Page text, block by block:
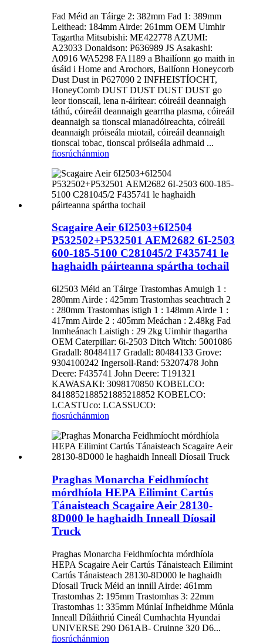
Fad Méid an Táirge 2: 382mm Fad 1: 389mm
Leithead: 184mm Airde: 261mm OEM Uimhir
Tagartha Mitsubishi: ME422778 AZUMI:
A23033 Donaldson: P636989 JS Asakashi:
A0916 WA5298 FA1189 a Bhailíonn go maith in
úsáid i Home and Arochors, Bailíonn Honeycorb
Dust Dust in P627090 2 INFHEISTÍOCHT,
HoneyComb DUST DUST DUST DUST go
leor tionscail, lena n-áirítear: cóireáil deannaigh
táthú, cóireáil deannaigh gearrtha plasma, cóireáil
deannaigh sa tionscal mianadóireachta, cóireáil
deannaigh próiseála miotail, cóireáil deannaigh
tionscal tobac, tionscal próiseála adhmaid ...
fiosrúchánmion
Scagaire Aeir 6I2503+6I2504
P532502+P532501 AEM2682 6I-2503
600-185-5100 C281045/2 F435741 le
haghaidh páirteanna spártha tochail
6I2503 Méid an Táirge Trastomhas Amuigh 1 :
280mm Airde : 425mm Trastomhas seachtrach 2
: 280mm Trastomhas istigh 1 : 148mm Airde 1 :
417mm Airde 2 : 405mm Meáchan : 2.48kg Fad
Inmheánach Laistigh : 29 2kg Uimhir thagartha
OEM Caterpillar: 6i-2503 Ditch Witch: 5001086
Gradall: 80484117 Gradall: 80484133 Grove:
9304100242 Ingersoll-Rand: 53207478 John
Deere: F435741 John Deere: T191321
KAWASAKI: 3098170850 KOBELCO:
8418852188521885218852 KOBELCO:
LCASTUco: LCASSUCO:
fiosrúchánmion
Praghas Monarcha Feidhmíocht
mórdhíola HEPA Eilimint Cartús
Tánaisteach Scagaire Aeir 28130-
8D000 le haghaidh Inneall Díosail
Truck
Praghas Monarcha Feidhmíochta mórdhíola
HEPA Scagaire Aeir Cartús Tánaisteach Eilimint
Cartús Tánaisteach 28130-8D000 le haghaidh
Díosail Truck Méid an innill Airde: 461mm
Trastomhas 2: 195mm Trastomhas 3: 22mm
Trastomhas 1: 335mm Múnlaí Infheidhme Múnla
Inneall Díláithriú Cineál Cumhachta Hyundai
UNIVERSE 290 D61AB- Cruinne 320 D6...
fiosrúchánmion